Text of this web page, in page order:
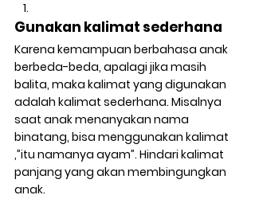
Gunakan kalimat sederhana
Karena kemampuan berbahasa anak
berbeda-beda, apalagi jika masih
balita, maka kalimat yang digunakan
adalah kalimat sederhana. Misalnya
saat anak menanyakan nama
binatang, bisa menggunakan kalimat
,”itu namanya ayam”. Hindari kalimat
panjang yang akan membingungkan
anak.